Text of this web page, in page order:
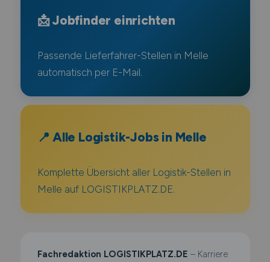
📩 Jobfinder einrichten
Passende Lieferfahrer-Stellen in Melle
automatisch per E-Mail.
📍 Alle Logistik-Jobs in Melle
Komplette Übersicht aller Logistik-Stellen in
Melle auf LOGISTIKPLATZ.DE.
Fachredaktion LOGISTIKPLATZ.DE – Karriere